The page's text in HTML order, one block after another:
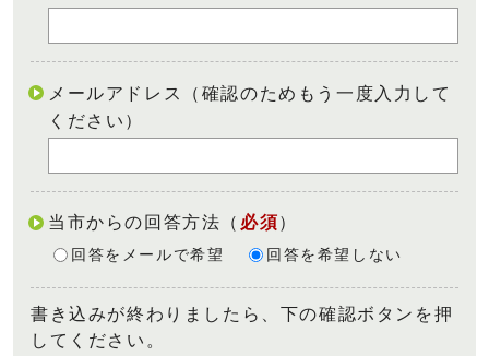
メールアドレス（確認のためもう一度入力して
ください）
当市からの回答方法 （ 必須）
回答をメールで希望 回答を希望しない
書き込みが終わりましたら、下の確認ボタンを押
してください。